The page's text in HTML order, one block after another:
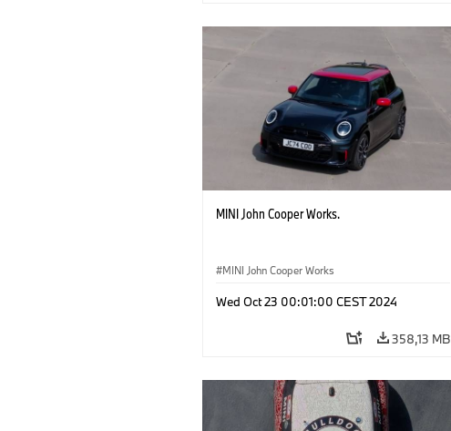
MINI John Cooper Works.
MINI John Cooper Works
Wed Oct 23 00:01:00 CEST 2024
358,13 MB